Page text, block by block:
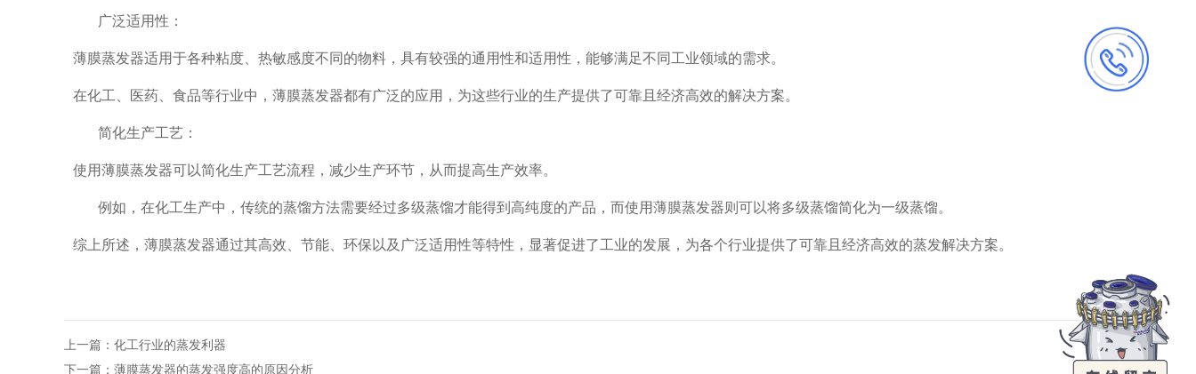
广泛适用性‌：
薄膜蒸发器适用于各种粘度、热敏感度不同的物料，具有较强的通用性和适用性，能够满足不同工业领域的需求‌。
在化工、医药、食品等行业中，薄膜蒸发器都有广泛的应用，为这些行业的生产提供了可靠且经济高效的解决方案‌。
简化生产工艺‌：
使用薄膜蒸发器可以简化生产工艺流程，减少生产环节，从而提高生产效率‌。
例如，在化工生产中，传统的蒸馏方法需要经过多级蒸馏才能得到高纯度的产品，而使用薄膜蒸发器则可以将多级蒸馏简化为一级蒸馏‌。
综上所述，薄膜蒸发器通过其高效、节能、环保以及广泛适用性等特性，显著促进了工业的发展，为各个行业提供了可靠且经济高效的蒸发解决方案。
上一篇：化工行业的蒸发利器
下一篇：薄膜蒸发器的蒸发强度高的原因分析